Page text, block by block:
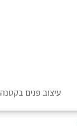
עיצוב פנים בקטנה